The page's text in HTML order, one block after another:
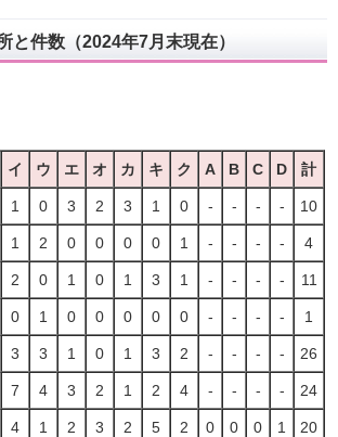
と件数（2024年7月末現在）
イ ウ エ オ カ キ ク A B C D 計
1 0 3 2 3 1 0 - - - - 10
1 2 0 0 0 0 1 - - - - 4
2 0 1 0 1 3 1 - - - - 11
0 1 0 0 0 0 0 - - - - 1
3 3 1 0 1 3 2 - - - - 26
7 4 3 2 1 2 4 - - - - 24
4 1 2 3 2 5 2 0 0 0 1 20